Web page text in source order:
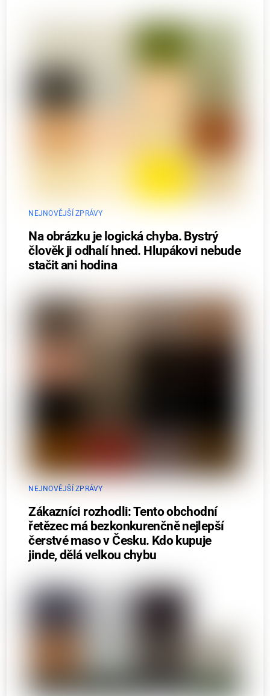
NEJNOVĚJŠÍ ZPRÁVY
Na obrázku je logická chyba. Bystrý
člověk ji odhalí hned. Hlupákovi nebude
stačit ani hodina
NEJNOVĚJŠÍ ZPRÁVY
Zákazníci rozhodli: Tento obchodní
řetězec má bezkonkurenčně nejlepší
čerstvé maso v Česku. Kdo kupuje
jinde, dělá velkou chybu